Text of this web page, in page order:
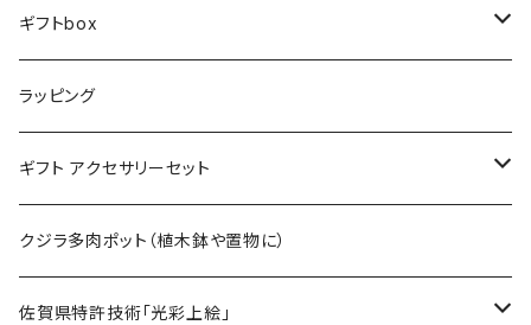
ギフトbox
Lサイズ
Mサイズ
Sサイズ
ラッピング
ギフト アクセサリーセット
flower
メンズ ギフトセット
クジラ多肉ポット（植木鉢や置物に）
佐賀県特許技術「光彩上絵」